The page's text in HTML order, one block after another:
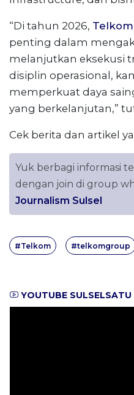
“Di tahun 2026, Telkom
penting dalam
melanjutkan eksekusi
disiplin operasional,
memperkuat daya
yang berkelanjutan,”
Cek berita dan artikel
Yuk berbagi informasi
dengan join di group
Journalism Sulsel
#Telkom #telkomgroup
YOUTUBE SULSELSATU